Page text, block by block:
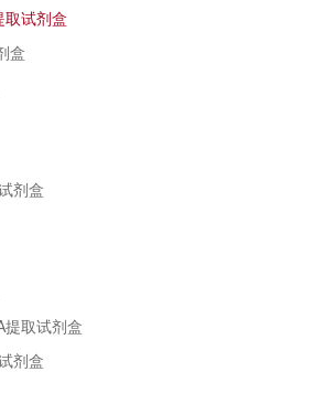
试剂盒
盒
剂盒
取试剂盒
剂盒